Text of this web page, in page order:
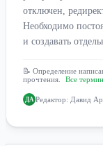
отключен,
Необходимо
и создавать
📝 Определение
прочтения.
Все
ДА Редактор: Давид